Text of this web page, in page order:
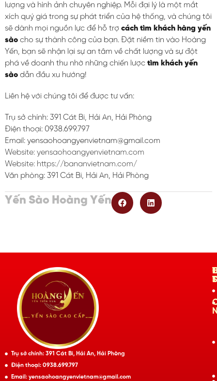
lượng và hình ảnh chuyên nghiệp. Mỗi đại lý là một mắt
xích quý giá trong sự phát triển của hệ thống, và chúng tôi
sẽ dành mọi nguồn lực để hỗ trợ cách tìm khách hàng yến
sào cho sự thành công của bạn. Đặt niềm tin vào Hoàng
Yến, bạn sẽ nhận lại sự an tâm về chất lượng và sự đột
phá về doanh thu nhờ những chiến lược tìm khách yến
sào dẫn đầu xu hướng!
Liên hệ với chúng tôi để được tư vấn:
Trụ sở chính: 391 Cát Bi, Hải An, Hải Phòng
Điện thoại: 0938.699.797
Email: yensaohoangyenvietnam@gmail.com
Website: yensaohoangyenvietnam.com
Website: https://bananvietnam.com/
Văn phòng: 391 Cát Bi, Hải An, Hải Phòng
Yến Sào Hoàng Yến
Trụ sở chính: 391 Cát Bi, Hải An, Hải Phòng
Điện thoại: 0938.699.797
Email: yensaohoangyenvietnam@gmail.com